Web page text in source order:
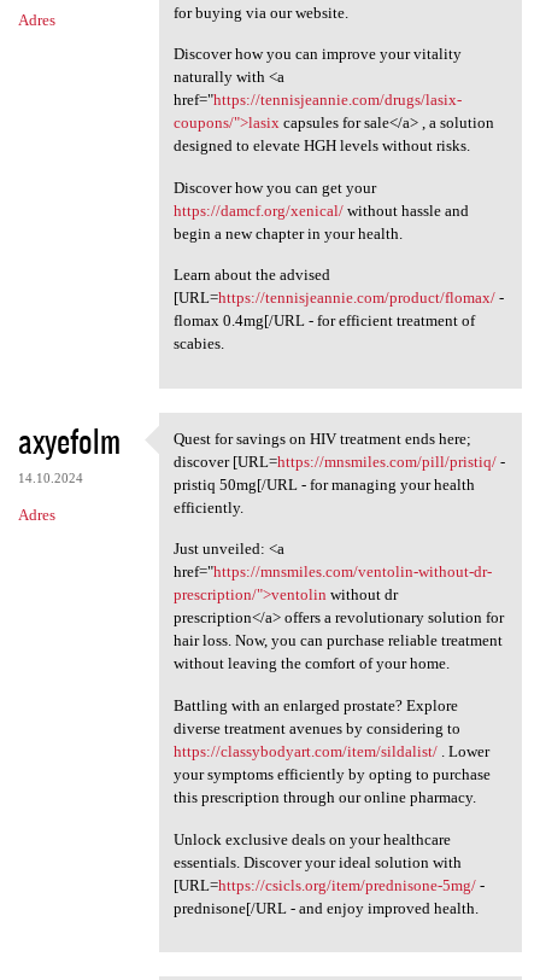
Adres
for buying via our website.
Discover how you can improve your vitality
naturally with <a
href="https://tennisjeannie.com/drugs/lasix-
coupons/">lasixcapsules for sale</a> , a solution
designed to elevate HGH levels without risks.
Discover how you can get your
https://damcf.org/xenical/without hassle and
begin a new chapter in your health.
Learn about the advised
[URL=https://tennisjeannie.com/product/flomax/-
flomax 0.4mg[/URL - for efficient treatment of
scabies.
axyefolm
14.10.2024
Adres
Quest for savings on HIV
Quest for savings on HIV treatment ends here;
discover [URL=https://mnsmiles.com/pill/pristiq/-
pristiq 50mg[/URL - for managing your health
efficiently.
Just unveiled: <a
href="https://mnsmiles.com/ventolin-without-dr-
prescription/">ventolin without dr
prescription</a> offers a revolutionary solution for
hair loss. Now, you can purchase reliable treatment
without leaving the comfort of your home.
Battling with an enlarged prostate? Explore
diverse treatment avenues by considering to
https://classybodyart.com/item/sildalist/. Lower
your symptoms efficiently by opting to purchase
this prescription through our online pharmacy.
Unlock exclusive deals on your healthcare
essentials. Discover your ideal solution with
[URL=https://csicls.org/item/prednisone-5mg/-
prednisone[/URL - and enjoy improved health.